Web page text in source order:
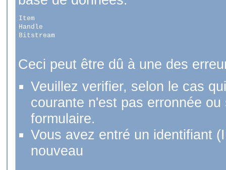
Item
Handle
Bitstream
Ceci peut être dû à une des
Veuillez verifier, selon le cas
courante n'est pas erronnée
formulaire.
Vous avez entré un identifiant
nouveau